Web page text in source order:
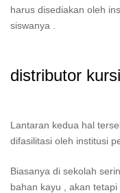
harus disediakan oleh
siswanya .
distributor
Lantaran kedua hal
difasilitasi oleh institusi
Biasanya di sekolah
bahan kayu , akan